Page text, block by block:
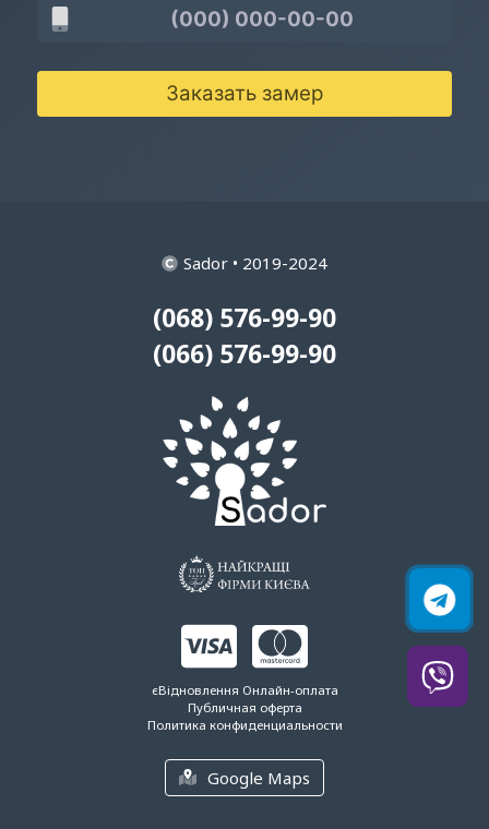
Заказать замер
Sador • 2019-2024
(068) 576-99-90
(066) 576-99-90
єВідновлення Онлайн-оплата
Публичная оферта
Политика конфиденциальности
Google Maps